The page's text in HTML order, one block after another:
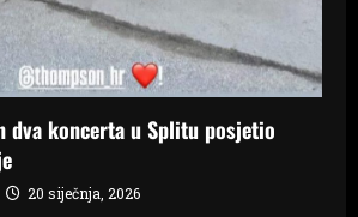
dva koncerta u Splitu posjetio
20 siječnja, 2026